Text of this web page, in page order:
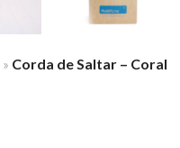
» Corda de Saltar – Coral